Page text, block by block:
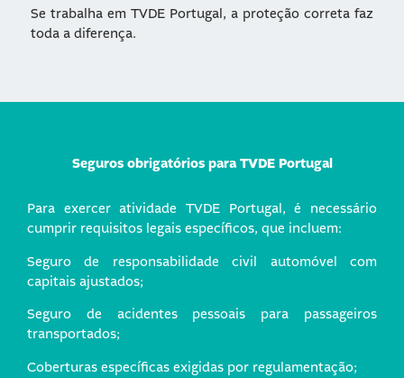
Se trabalha em TVDE Portugal, a proteção correta faz
toda a diferença.
Seguros obrigatórios para TVDE Portugal
Para exercer atividade TVDE Portugal, é necessário
cumprir requisitos legais específicos, que incluem:
Seguro de responsabilidade civil automóvel com
capitais ajustados;
Seguro de acidentes pessoais para passageiros
transportados;
Coberturas específicas exigidas por regulamentação;